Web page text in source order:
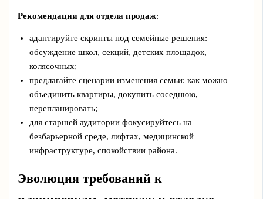
Рекомендации для отдела продаж:
адаптируйте скрипты под семейные решения:
обсуждение школ, секций, детских площадок,
колясочных;
предлагайте сценарии изменения семьи: как можно
объединить квартиры, докупить соседнюю,
перепланировать;
для старшей аудитории фокусируйтесь на
безбарьерной среде, лифтах, медицинской
инфраструктуре, спокойствии района.
Эволюция требований к